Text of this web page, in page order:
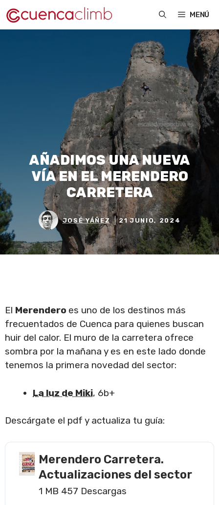
Saltar
al
MENÚ
AÑADIMOS UNA NUEVA
VÍA EN EL MERENDERO
CARRETERA
JOSÉ YÁÑEZ 21 JUNIO, 2024
El Merendero es uno de los destinos más
frecuentados de Cuenca para quienes buscan
huir del calor. El muro de la carretera ofrece
sombra por la mañana y es en este lado donde
tenemos la primera novedad del sector:
La luz de Miki, 6b+
Descárgate el pdf y actualiza tu guía:
Merendero Carretera.
Actualizaciones del sector
1 MB 457 Descargas